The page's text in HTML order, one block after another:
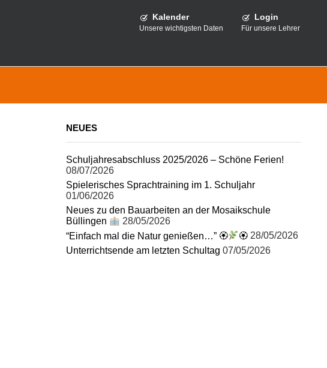
Login
Für unsere Lehrer
Kalender
Unsere wichtigsten Daten
NEUES
Schuljahresabschluss 2025/2026 – Schöne Ferien!
08/07/2026
Spielerisches Sprachtraining im 1. Schuljahr
01/06/2026
Neues zu den Bauarbeiten an der Mosaikschule
Büllingen
28/05/2026
“Einfach mal die Natur genießen…” 🏵
🏵 28/05/2026
Unterrichtsende am letzten Schultag 07/05/2026